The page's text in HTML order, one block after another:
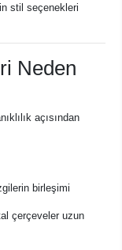
stil seçenekleri
Neden
açısından
birleşimi
çerçeveler uzun